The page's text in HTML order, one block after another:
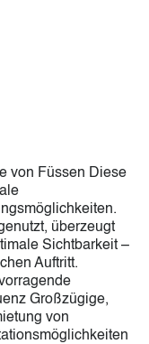
von Füssen Diese
überzeugt
Sichtbarkeit –
Auftritt.
Großzügige,
von